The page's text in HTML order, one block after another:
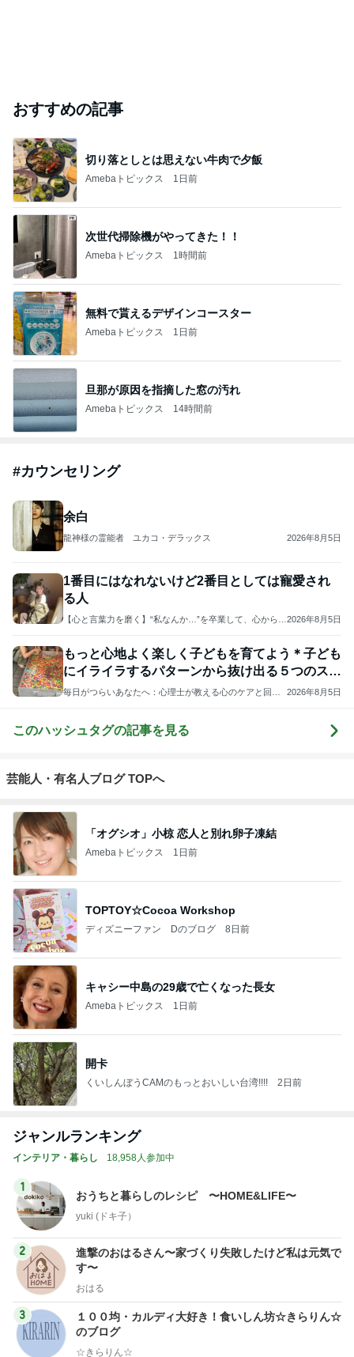
おすすめの記事
切り落としとは思えない牛肉で夕飯
Amebaトピックス 1日前
次世代掃除機がやってきた！！
Amebaトピックス 1時間前
無料で貰えるデザインコースター
Amebaトピックス 1日前
旦那が原因を指摘した窓の汚れ
Amebaトピックス 14時間前
#カウンセリング
余白
龍神様の霊能者 ユカコ・デラックス 2026年8月5日
1番目にはなれないけど2番目としては寵愛され
る人
【心と言葉力を磨く】“私なんか…”を卒業して、心からの 2026年8月5日
もっと心地よく楽しく子どもを育てよう＊子ども
にイライラするパターンから抜け出る５つのステ
ップ
毎日がつらいあなたへ：心理士が教える心のケアと回復
2026年8月5日
このハッシュタグの記事を見る
芸能人・有名人ブログ TOPへ
「オグシオ」小椋 恋人と別れ卵子凍結
Amebaトピックス 1日前
TOPTOY☆Cocoa Workshop
ディズニーファン Dのブログ 8日前
キャシー中島の29歳で亡くなった長女
Amebaトピックス 1日前
開卡
くいしんぼうCAMのもっとおいしい台湾!!!! 2日前
ジャンルランキング
インテリア・暮らし 18,958人参加中
1
おうちと暮らしのレシピ 〜HOME&LIFE〜
yuki (ドキ子）
2
進撃のおはるさん〜家づくり失敗したけど私は元気で
す〜
おはる
3
１００均・カルディ大好き！食いしん坊☆きらりん☆
のブログ
☆きらりん☆